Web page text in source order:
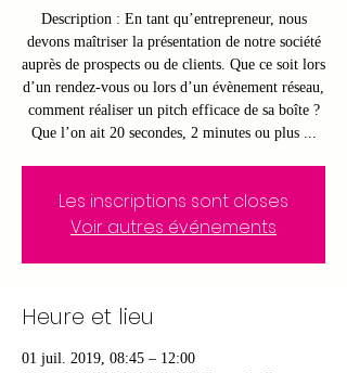
Description : En tant qu’entrepreneur, nous
devons maîtriser la présentation de notre société
auprès de prospects ou de clients. Que ce soit lors
d’un rendez-vous ou lors d’un évènement réseau,
comment réaliser un pitch efficace de sa boîte ?
Que l’on ait 20 secondes, 2 minutes ou plus ...
Les inscriptions sont closes
Voir autres événements
Heure et lieu
01 juil. 2019, 08:45 – 12:00